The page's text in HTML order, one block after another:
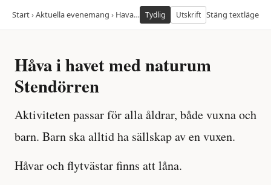
Start›Aktuella evenemang › Hava i havet med naturum stendorren cf132 Tydlig Utskrift Stäng textläge
Håva i havet med naturum
Stendörren
Aktiviteten passar för alla åldrar, både vuxna och
barn. Barn ska alltid ha sällskap av en vuxen.
Håvar och flytvästar finns att låna.